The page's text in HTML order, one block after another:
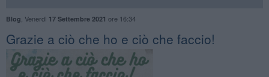
Blog Venerdì 17 Settembre 2021 ore 16:34
​Grazie a ciò che ho e ciò che faccio!